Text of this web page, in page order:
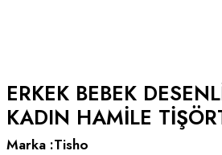
ERKEK BEBEK
KADIN HAMILE
Marka :Tisho